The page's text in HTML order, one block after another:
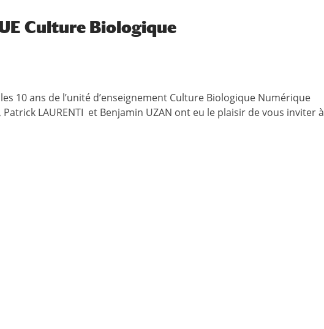
Culture Biologique
10 ans de l’unité d’enseignement Culture Biologique Numérique
Patrick LAURENTI et Benjamin UZAN ont eu le plaisir de vous inviter à